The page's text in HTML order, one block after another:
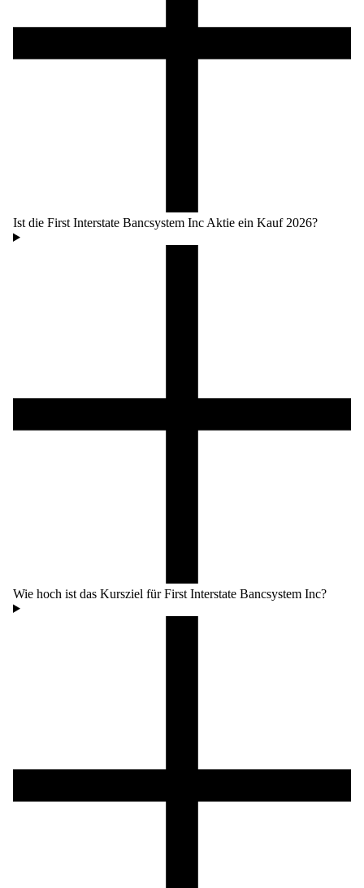
Ist die First Interstate Bancsystem Inc Aktie ein Kauf 2026?
Wie hoch ist das Kursziel für First Interstate Bancsystem Inc?